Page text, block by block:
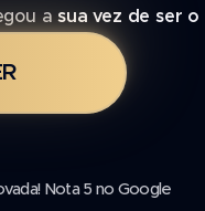
asua vez de ser o
Nota 5 no Google